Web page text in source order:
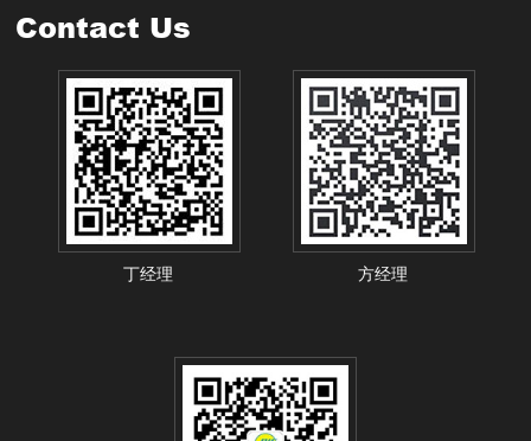
Contact Us
丁经理 方经理